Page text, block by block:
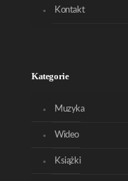
Kontakt
Kategorie
Muzyka
Wideo
Książki